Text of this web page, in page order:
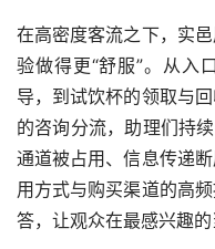
在高密度客流之下，实
验做得更“舒服”。从入
导，到试饮杯的领取与
的咨询分流，助理们持
通道被占用、信息传递
用方式与购买渠道的高
答，让观众在最感兴趣的